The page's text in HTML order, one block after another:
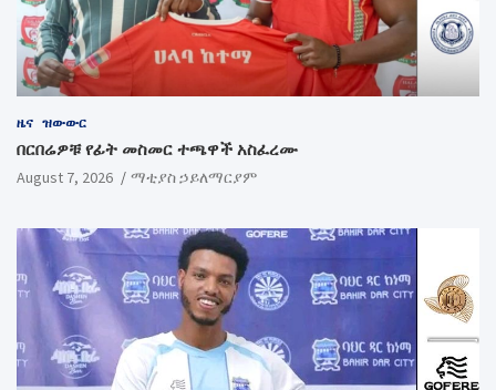
ዜና ዝውውር
በርበሬዎቹ የፊት መስመር ተጫዋች አስፈረሙ
August 7, 2026 ማቲያስ ኃይለማርያም